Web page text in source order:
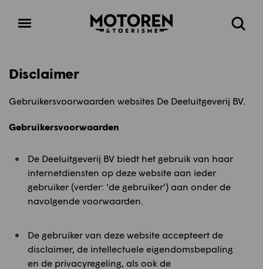
Open
Homepage Zoeken
Disclaimer
Gebruikersvoorwaarden websites De Deeluitgeverij BV.
Gebruikersvoorwaarden
De Deeluitgeverij BV biedt het gebruik van haar
internetdiensten op deze website aan ieder
gebruiker (verder: 'de gebruiker') aan onder de
navolgende voorwaarden.
De gebruiker van deze website accepteert de
disclaimer, de intellectuele eigendomsbepaling
en de privacyregeling, als ook de